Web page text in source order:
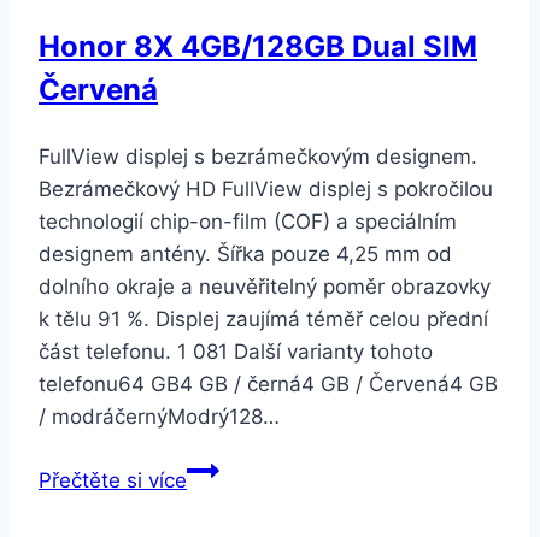
(MWLX2CN/A)
Honor 8X 4GB/128GB Dual SIM
Červená
FullView displej s bezrámečkovým designem.
Bezrámečkový HD FullView displej s pokročilou
technologií chip-on-film (COF) a speciálním
designem antény. Šířka pouze 4,25 mm od
dolního okraje a neuvěřitelný poměr obrazovky
k tělu 91 %. Displej zaujímá téměř celou přední
část telefonu. 1 081 Další varianty tohoto
telefonu64 GB4 GB / černá4 GB / Červená4 GB
/ modráčernýModrý128…
Přečtěte si víceHonor